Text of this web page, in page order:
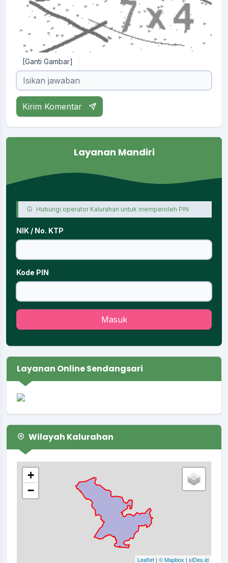
[Ganti Gambar]
Kirim Komentar
Layanan Mandiri
Hubungi operator Kalurahan untuk memperoleh PIN
NIK / No. KTP
Kode PIN
Masuk
Layanan Online Sendangsari
Wilayah Kalurahan
+
−
Leaflet | © Mapbox | siDes.id